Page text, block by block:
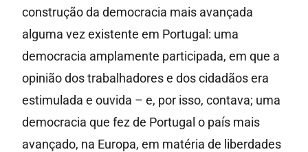
construção da democracia mais avançada
alguma vez existente em Portugal: uma
democracia amplamente participada, em que a
opinião dos trabalhadores e dos cidadãos era
estimulada e ouvida – e, por isso, contava; uma
democracia que fez de Portugal o país mais
avançado, na Europa, em matéria de liberdades